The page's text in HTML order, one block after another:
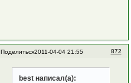
Поделиться 872
2011-04-04 21:55
best написал(а):